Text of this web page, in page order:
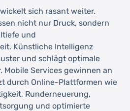
sich rasant weiter.
nicht nur Druck, sondern
und
Künstliche Intelligenz
und schlägt optimale
Mobile Services gewinnen an
durch Online-Plattformen wie
Runderneuerung,
und optimierte